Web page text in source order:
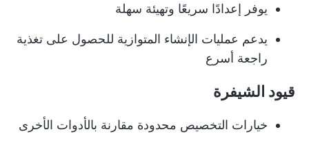
يوفر إعدادًا سريعًا وتهيئة سهلة
يدعم عمليات الإنشاء المتوازية للحصول على تغذية
راجعة أسرع
قيود الشيفرة
خيارات التخصيص محدودة مقارنة بالأدوات الأخرى